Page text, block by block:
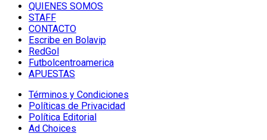
QUIENES SOMOS
STAFF
CONTACTO
Escribe en Bolavip
RedGol
Futbolcentroamerica
APUESTAS
Términos y Condiciones
Políticas de Privacidad
Política Editorial
Ad Choices